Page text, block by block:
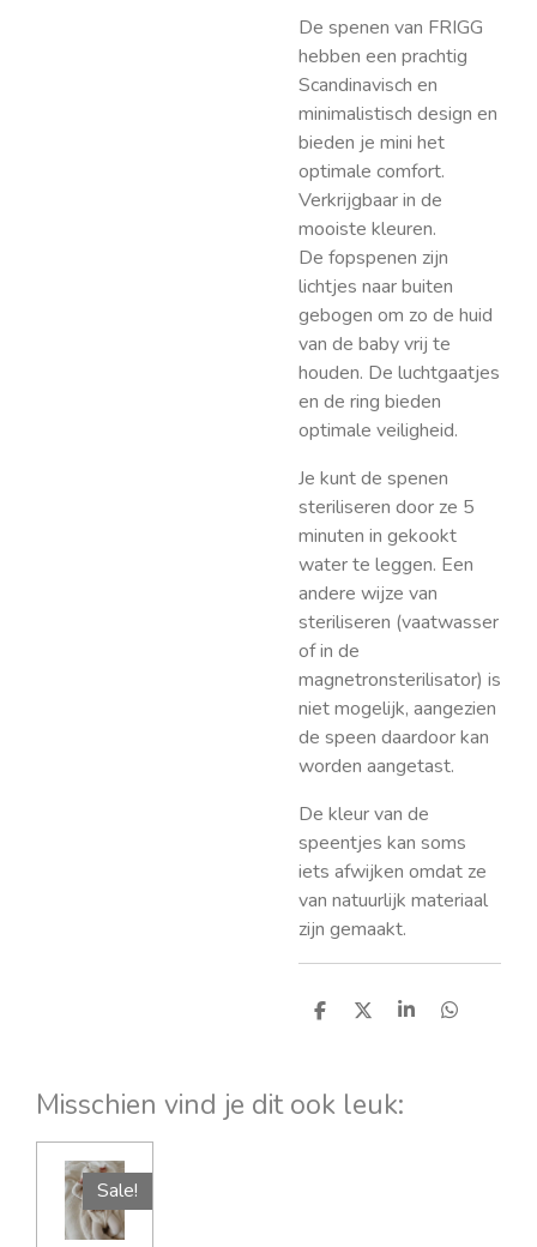
De spenen van FRIGG
hebben een prachtig
Scandinavisch en
minimalistisch design en
bieden je mini het
optimale comfort.
Verkrijgbaar in de
mooiste kleuren.
De fopspenen zijn
lichtjes naar buiten
gebogen om zo de huid
van de baby vrij te
houden. De luchtgaatjes
en de ring bieden
optimale veiligheid.
Je kunt de spenen
steriliseren door ze 5
minuten in gekookt
water te leggen. Een
andere wijze van
steriliseren (vaatwasser
of in de
magnetronsterilisator) is
niet mogelijk, aangezien
de speen daardoor kan
worden aangetast.
De kleur van de
speentjes kan soms
iets afwijken omdat ze
van natuurlijk materiaal
zijn gemaakt.
D
n
D
S
D
Misschien vind je dit ook leuk:
Sale!